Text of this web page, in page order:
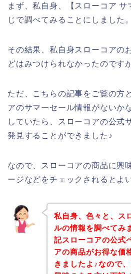
まず、私自身、【スローコア
じで調べてみることにしました。
その結果、私自身スローコアの
どはみつけられなかったのです
ただ、こちらの記事をご覧の方
アのサマーセール情報がないか
していたら、スローコアの公式
発見することができました♪
なので、スローコアの商品に興
ージなどをチェックされるとよ
私自身、色々と、ス
ルの情報を調べてみ
記スローコアの公式
アの商品がお得な価
きましたよ♪なので